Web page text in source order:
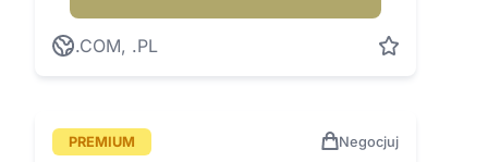
.COM, .PL
PREMIUM Negocjuj